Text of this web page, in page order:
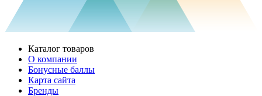
Каталог товаров
О компании
Бонусные баллы
Карта сайта
Бренды